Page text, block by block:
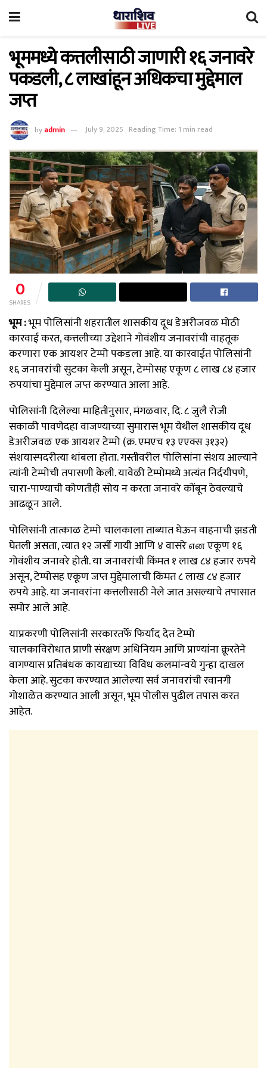
भूममध्ये कत्तलीसाठी जाणारी १६ जनावरे
पकडली, ८ लाखांहून अधिकचा मुद्देमाल
जप्त
byadmin July 9, 2025 Reading Time: 1 min read
0
SHARES
भूम :भूम पोलिसांनी शहरातील शासकीय दूध डेअरीजवळ मोठी
कारवाई करत, कत्तलीच्या उद्देशाने गोवंशीय जनावरांची वाहतूक
करणारा एक आयशर टेम्पो पकडला आहे. या कारवाईत पोलिसांनी
१६ जनावरांची सुटका केली असून, टेम्पोसह एकूण ८ लाख ८४ हजार
रुपयांचा मुद्देमाल जप्त करण्यात आला आहे.
पोलिसांनी दिलेल्या माहितीनुसार, मंगळवार, दि. ८ जुलै रोजी
सकाळी पावणेदहा वाजण्याच्या सुमारास भूम येथील शासकीय दूध
डेअरीजवळ एक आयशर टेम्पो (क्र. एमएच १३ एएक्स ३१३२)
संशयास्पदरीत्या थांबला होता. गस्तीवरील पोलिसांना संशय आल्याने
त्यांनी टेम्पोची तपासणी केली. यावेळी टेम्पोमध्ये अत्यंत निर्दयीपणे,
चारा-पाण्याची कोणतीही सोय न करता जनावरे कोंबून ठेवल्याचे
आढळून आले.
पोलिसांनी तात्काळ टेम्पो चालकाला ताब्यात घेऊन वाहनाची झडती
घेतली असता, त्यात १२ जर्सी गायी आणि ४ वासरे என एकूण १६
गोवंशीय जनावरे होती. या जनावरांची किंमत १ लाख ८४ हजार रुपये
असून, टेम्पोसह एकूण जप्त मुद्देमालाची किंमत ८ लाख ८४ हजार
रुपये आहे. या जनावरांना कत्तलीसाठी नेले जात असल्याचे तपासात
समोर आले आहे.
याप्रकरणी पोलिसांनी सरकारतर्फे फिर्याद देत टेम्पो
चालकाविरोधात प्राणी संरक्षण अधिनियम आणि प्राण्यांना क्रूरतेने
वागण्यास प्रतिबंधक कायद्याच्या विविध कलमांन्वये गुन्हा दाखल
केला आहे. सुटका करण्यात आलेल्या सर्व जनावरांची रवानगी
गोशाळेत करण्यात आली असून, भूम पोलीस पुढील तपास करत
आहेत.